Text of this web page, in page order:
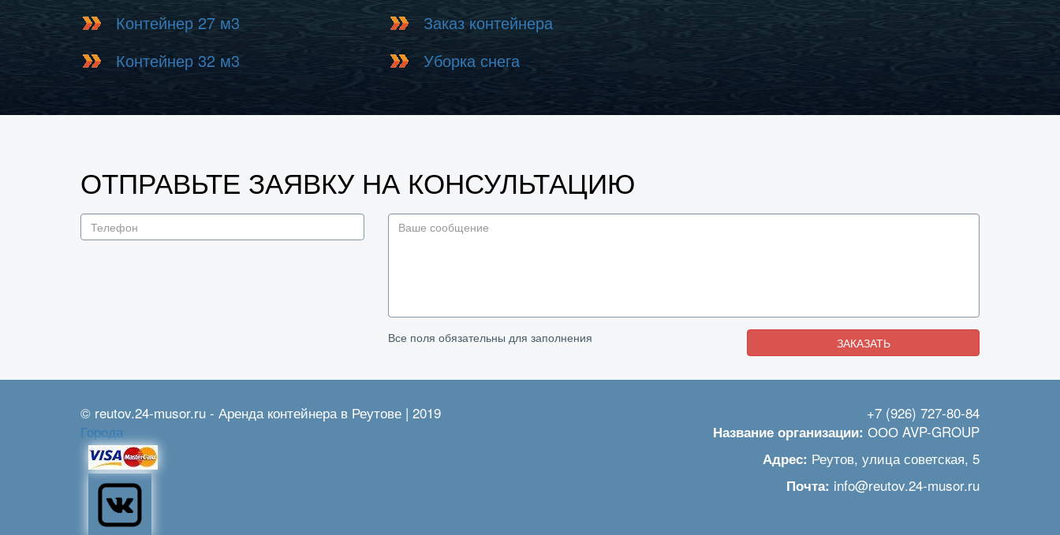
Контейнер 27 м3
Контейнер 32 м3
Заказ контейнера
Уборка снега
ОТПРАВЬТЕ ЗАЯВКУ НА КОНСУЛЬТАЦИЮ
Все поля обязательны для заполнения ЗАКАЗАТЬ
© reutov.24-musor.ru - Аренда контейнера в Реутове | 2019
Города
+7 (926) 727-80-84
Название организации: ООО AVP-GROUP
Адрес: Реутов, улица советская, 5
Почта: info@reutov.24-musor.ru